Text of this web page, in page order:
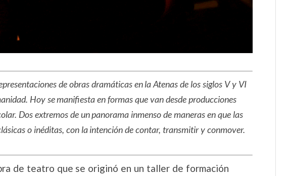
de obras dramáticas en la Atenas de los siglos V y VI
Hoy se manifiesta en formas que van desde producciones
Dos extremos de un panorama inmenso de maneras en que las
o inéditas, con la intención de contar, transmitir y conmover.
de teatro que se originó en un taller de formación